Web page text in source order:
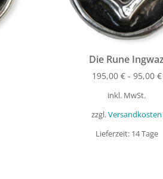
Die Rune Ingwaz
195,00 €- 95,00 €
inkl. MwSt.
zzgl.Versandkosten
Lieferzeit: 14 Tage